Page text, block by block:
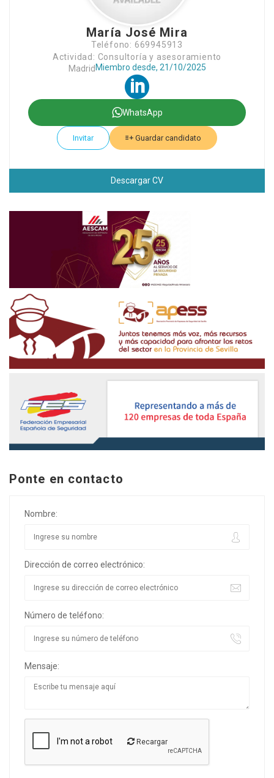
María José Mira
Teléfono: 669945913
Actividad: Consultoría y asesoramiento
Madrid Miembro desde, 21/10/2025
WhatsApp
Invitar Guardar candidato
Descargar CV
Ponte en contacto
Nombre:
Dirección de correo electrónico:
Número de teléfono:
Mensaje:
Recargar